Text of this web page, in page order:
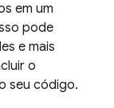
em um
pode
e mais
o
seu código.